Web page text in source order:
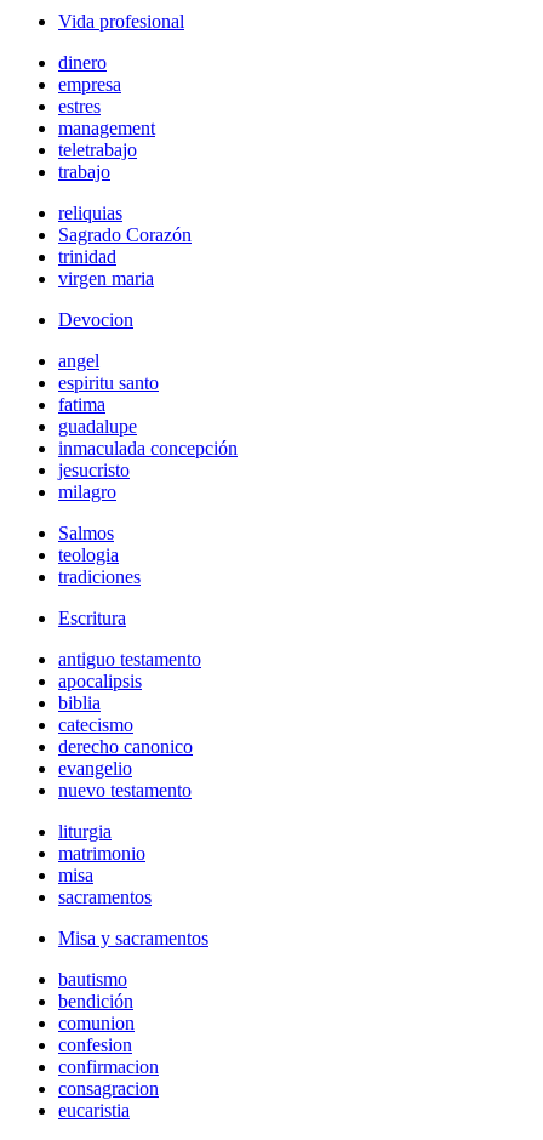
Vida profesional
dinero
empresa
estres
management
teletrabajo
trabajo
reliquias
Sagrado Corazón
trinidad
virgen maria
Devocion
angel
espiritu santo
fatima
guadalupe
inmaculada concepción
jesucristo
milagro
Salmos
teologia
tradiciones
Escritura
antiguo testamento
apocalipsis
biblia
catecismo
derecho canonico
evangelio
nuevo testamento
liturgia
matrimonio
misa
sacramentos
Misa y sacramentos
bautismo
bendición
comunion
confesion
confirmacion
consagracion
eucaristia